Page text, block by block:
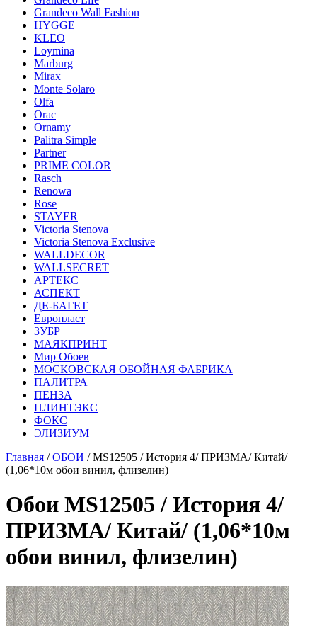
Grandeco Wall Fashion
HYGGE
KLEO
Loymina
Marburg
Mirax
Monte Solaro
Olfa
Orac
Ornamy
Palitra Simple
Partner
PRIME COLOR
Rasch
Renowa
Rose
STAYER
Victoria Stenova
Victoria Stenova Exclusive
WALLDECOR
WALLSECRET
АРТЕКС
АСПЕКТ
ДЕ-БАГЕТ
Европласт
ЗУБР
МАЯКПРИНТ
Мир Обоев
МОСКОВСКАЯ ОБОЙНАЯ ФАБРИКА
ПАЛИТРА
ПЕНЗА
ПЛИНТЭКС
ФОКС
ЭЛИЗИУМ
Главная /ОБОИ / MS12505 / История 4/ ПРИЗМА/ Китай/
(1,06*10м обои винил, флизелин)
Обои MS12505 / История 4/
ПРИЗМА/ Китай/ (1,06*10м
обои винил, флизелин)